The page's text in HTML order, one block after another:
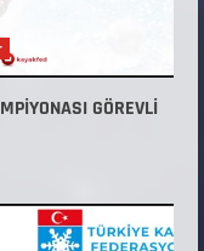
GÖREVLİ